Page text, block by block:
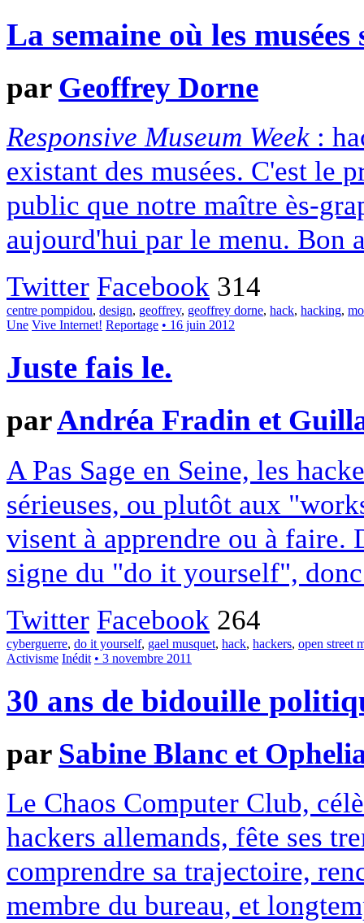
La semaine où les
par Geoffrey Dorne
Responsive Museum Week :
existant des musées. C'est le
public que notre maître ès-
aujourd'hui par le menu. Bon
Twitter Facebook 314
centre pompidou, design, geoffrey, geoffrey dorne, hack, hacking,
Une Vive Internet! Reportage • 16 juin 2012
Juste fais le.
parAndréa Fradin et
A Pas Sage en Seine, les
sérieuses, ou plutôt aux
visent à apprendre ou à faire.
signe du "do it yourself",
Twitter Facebook 264
cyberguerre, do it yourself, gael musquet, hack, hackers, open street
Activisme Inédit • 3 novembre 2011
30 ans de bidouille
par Sabine Blanc et
Le Chaos Computer Club,
hackers allemands, fête ses
comprendre sa trajectoire,
membre du bureau, et